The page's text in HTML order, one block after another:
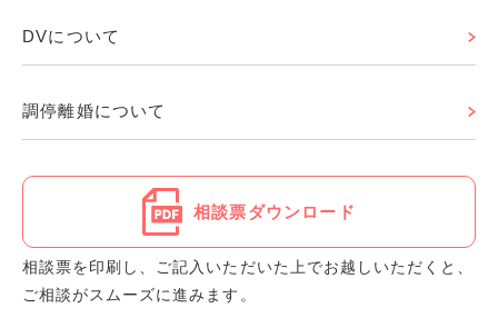
DVについて
調停離婚について
相談票ダウンロード
相談票を印刷し、ご記入いただいた上でお越しいただくと、
ご相談がスムーズに進みます。